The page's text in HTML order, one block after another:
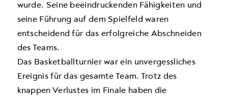
wurde. Seine beeindruckenden Fähigkeiten und
seine Führung auf dem Spielfeld waren
entscheidend für das erfolgreiche Abschneiden
des Teams.
Das Basketballturnier war ein unvergessliches
Ereignis für das gesamte Team. Trotz des
knappen Verlustes im Finale haben die